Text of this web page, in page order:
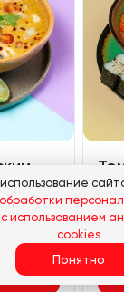
Креветка тигровая, лосось, азиатский песто, кокосовое молоко, шампиньоны, помидоры черри, кинза, лайм. Подается с панмаком
использованием
cookies
Понятно